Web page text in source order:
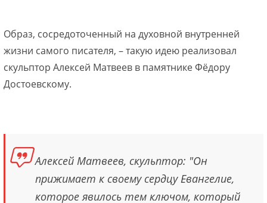
Образ, сосредоточенный на духовной внутренней
жизни самого писателя, – такую идею реализовал
скульптор Алексей Матвеев в памятнике Фёдору
Достоевскому.
Алексей Матвеев, скульптор: "Он
прижимает к своему сердцу Евангелие,
которое явилось тем ключом, который